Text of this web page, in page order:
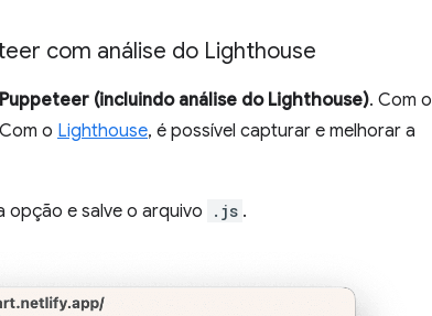
com análise do Lighthouse
Puppeteer (incluindo análise do Lighthouse). Com o
o Lighthouse, é possível capturar e melhorar a
opção e salve o arquivo .js .